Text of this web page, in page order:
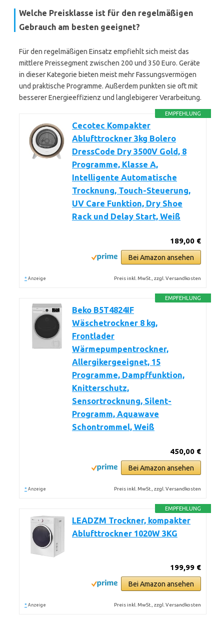
Welche Preisklasse ist für den regelmäßigen
Gebrauch am besten geeignet?
Für den regelmäßigen Einsatz empfiehlt sich meist das
mittlere Preissegment zwischen 200 und 350 Euro. Geräte
in dieser Kategorie bieten meist mehr Fassungsvermögen
und praktische Programme. Außerdem punkten sie oft mit
besserer Energieeffizienz und langlebigerer Verarbeitung.
EMPFEHLUNG
Cecotec Kompakter
Ablufttrockner 3kg Bolero
DressCode Dry 3500V Gold, 8
Programme, Klasse A,
Intelligente Automatische
Trocknung, Touch-Steuerung,
UV Care Funktion, Dry Shoe
Rack und Delay Start, Weiß
189,00 €
Bei Amazon ansehen
* Anzeige Preis inkl. MwSt., zzgl. Versandkosten
EMPFEHLUNG
Beko B5T4824IF
Wäschetrockner 8 kg,
Frontlader
Wärmepumpentrockner,
Allergikergeeignet, 15
Programme, Dampffunktion,
Knitterschutz,
Sensortrocknung, Silent-
Programm, Aquawave
Schontrommel, Weiß
450,00 €
Bei Amazon ansehen
* Anzeige Preis inkl. MwSt., zzgl. Versandkosten
EMPFEHLUNG
LEADZM Trockner, kompakter
Ablufttrockner 1020W 3KG
199,99 €
Bei Amazon ansehen
* Anzeige Preis inkl. MwSt., zzgl. Versandkosten